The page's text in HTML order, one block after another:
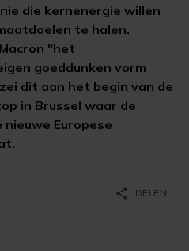
die kernenergie willen
te halen.
"het
goeddunken vorm
dit aan het begin van de
in Brussel waar de
Europese
share DELEN